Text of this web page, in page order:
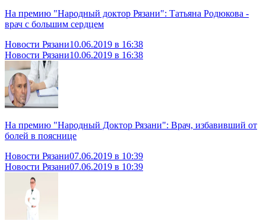
На премию "Народный доктор Рязани": Татьяна Родюкова -
врач с большим сердцем
Новости Рязани10.06.2019 в 16:38
Новости Рязани10.06.2019 в 16:38
На премию "Народный Доктор Рязани": Врач, избавивший от
болей в пояснице
Новости Рязани07.06.2019 в 10:39
Новости Рязани07.06.2019 в 10:39